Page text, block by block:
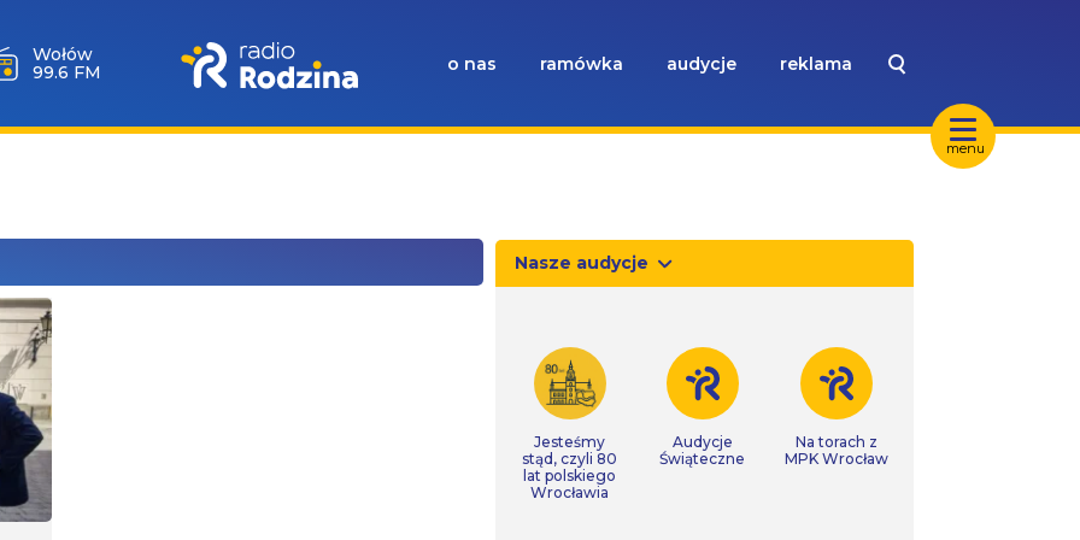
menu
Wołów
99.6 FM
o nas ramówka audycje reklama
Nasze audycje
Jesteśmy
stąd, czyli 80
lat polskiego
Wrocławia
Audycje
Świąteczne
Na torach z
MPK Wrocław